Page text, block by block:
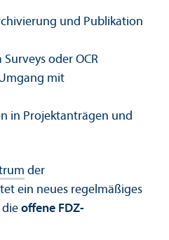
und Publikation
oder OCR
mit
in Projektanträgen und
der
ein neues regelmäßiges
offene FDZ-